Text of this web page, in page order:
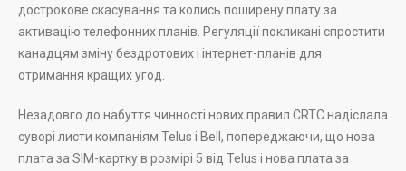
дострокове скасування та колись поширену плату за
активацію телефонних планів. Регуляції покликані спростити
канадцям зміну бездротових і інтернет-планів для
отримання кращих угод.
Незадовго до набуття чинності нових правил CRTC надіслала
суворі листи компаніям Telus і Bell, попереджаючи, що нова
плата за SIM-картку в розмірі 5 від Telus і нова плата за